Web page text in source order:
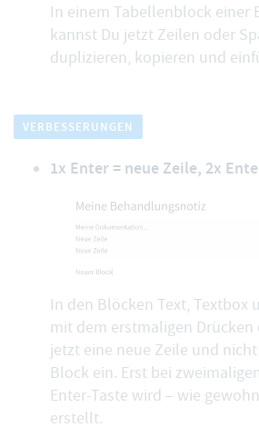
In einem Tabellenblock einer
kannst Du jetzt Zeilen oder
duplizieren, kopieren und
VERBESSERUNGEN
1x Enter = neue Zeile, 2x
In den Blöcken Text, Textbox
mit dem erstmaligen Drücken
jetzt eine neue Zeile und
Block ein. Erst bei
Enter-Taste wird – wie
erstellt.